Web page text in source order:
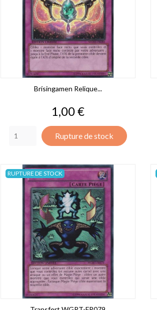
Brísingamen Relique...
Prix
1,00 €
Rupture de stock
RUPTURE DE STOCK